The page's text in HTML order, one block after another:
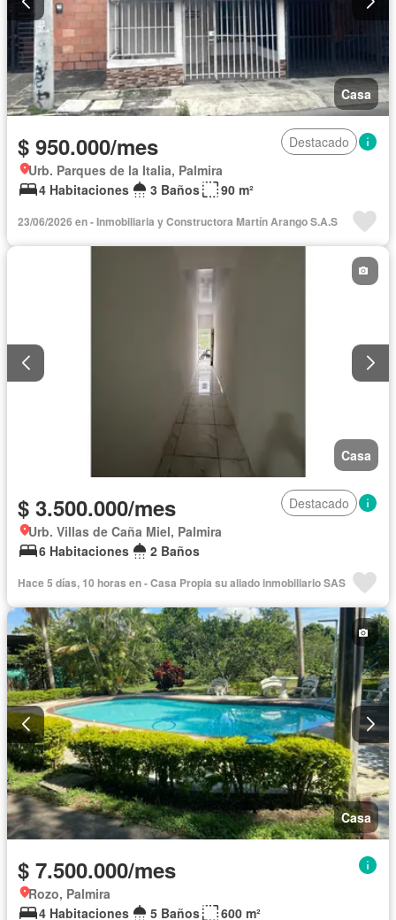
Casa
$ 950.000/mes
Destacado
Urb. Parques de la Italia, Palmira
4 Habitaciones
3 Baños 90 m²
23/06/2026 en - Inmobiliaria y Constructora Martín Arango S.A.S
Casa
$ 3.500.000/mes
Destacado
Urb. Villas de Caña Miel, Palmira
6 Habitaciones
2 Baños
Hace 5 días, 10 horas en - Casa Propia su aliado inmobiliario SAS
Casa
$ 7.500.000/mes
Rozo, Palmira
4 Habitaciones
5 Baños
600 m²